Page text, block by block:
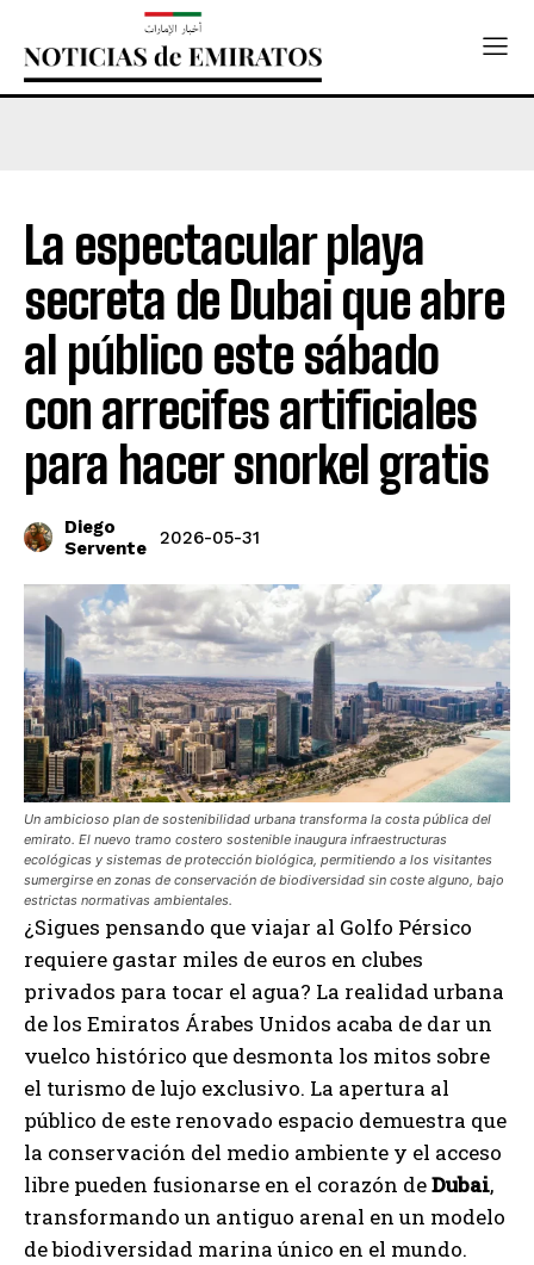
La espectacular playa
secreta de Dubai que abre
al público este sábado
con arrecifes artificiales
para hacer snorkel gratis
Diego
Servente
2026-05-31
Un ambicioso plan de sostenibilidad urbana transforma la costa pública del
emirato. El nuevo tramo costero sostenible inaugura infraestructuras
ecológicas y sistemas de protección biológica, permitiendo a los visitantes
sumergirse en zonas de conservación de biodiversidad sin coste alguno, bajo
estrictas normativas ambientales.
¿Sigues pensando que viajar al Golfo Pérsico
requiere gastar miles de euros en clubes
privados para tocar el agua? La realidad urbana
de los Emiratos Árabes Unidos acaba de dar un
vuelco histórico que desmonta los mitos sobre
el turismo de lujo exclusivo. La apertura al
público de este renovado espacio demuestra que
la conservación del medio ambiente y el acceso
libre pueden fusionarse en el corazón deDubai,
transformando un antiguo arenal en un modelo
de biodiversidad marina único en el mundo.